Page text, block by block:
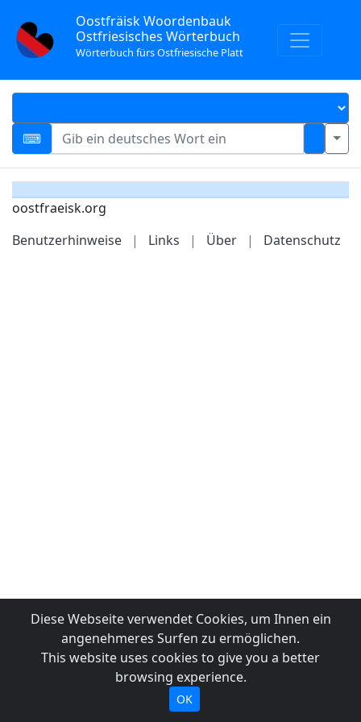
Oostfräisk Woordenbauk
Ostfriesisches Wörterbuch
Wörterbuch fürs Ostfriesische Platt
oostfraeisk.org
Benutzerhinweise
| Links | Über | Datenschutz
Diese Webseite verwendet Cookies, um Ihnen ein
angenehmeres Surfen zu ermöglichen.
This website uses cookies to give you a better
browsing experience.
OK